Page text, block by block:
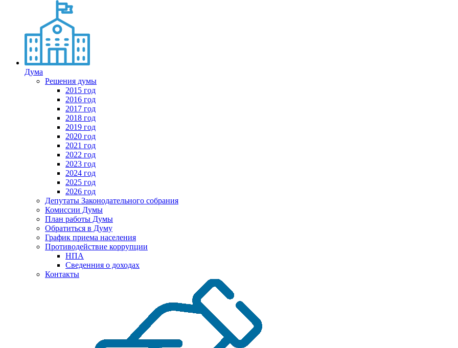
Дума
Решения думы
2015 год
2016 год
2017 год
2018 год
2019 год
2020 год
2021 год
2022 год
2023 год
2024 год
2025 год
2026 год
Депутаты Законодательного собрания
Комиссии Думы
План работы Думы
Обратиться в Думу
График приема населения
Противодействие коррупции
НПА
Сведенния о доходах
Контакты